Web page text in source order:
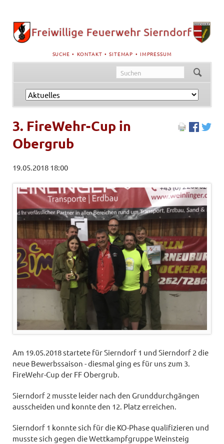
NAVIGATION
ÜBERSPRINGEN
SUCHE KONTAKT SITEMAP IMPRESSUM
Navigation
3. FireWehr-Cup in
Obergrub
19.05.2018 18:00
Am 19.05.2018 startete für Sierndorf 1 und Sierndorf 2 die
neue Bewerbssaison - diesmal ging es für uns zum 3.
FireWehr-Cup der FF Obergrub.
Sierndorf 2 musste leider nach den Grunddurchgängen
ausscheiden und konnte den 12. Platz erreichen.
Sierndorf 1 konnte sich für die KO-Phase qualifizieren und
musste sich gegen die Wettkampfgruppe Weinsteig